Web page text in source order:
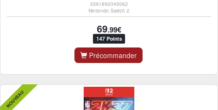
3391892045062
Nintendo Switch 2
69.99€
147 Points
Précommander
NOUVEAU